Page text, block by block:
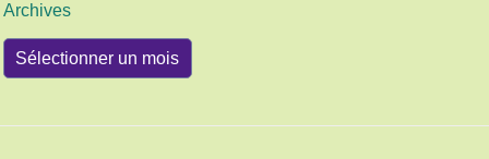
Archives
Archives